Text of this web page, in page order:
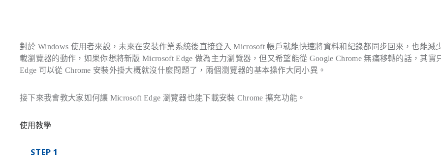
對於 Windows 使用者來說，未來在安裝作業系統後直接登入 Microsoft 帳戶就能快速將資料和紀錄都同步回來，也能減
載瀏覽器的動作，如果你想將新版 Microsoft Edge 做為主力瀏覽器，但又希望能從 Google Chrome 無痛移轉的話，其實
Edge 可以從 Chrome 安裝外掛大概就沒什麼問題了，兩個瀏覽器的基本操作大同小異。
接下來我會教大家如何讓 Microsoft Edge 瀏覽器也能下載安裝 Chrome 擴充功能。
使用教學
STEP 1